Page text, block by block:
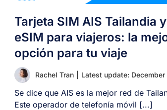
Tarjeta SIM AIS Tailandia y
eSIM para viajeros: la
opción para tu viaje
Rachel Tran Latest update:
Se dice que AIS es la mejor red de
Este operador de telefonía móvil [...]